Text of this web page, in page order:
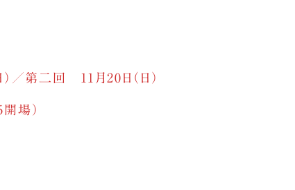
）／第二回 11月20日（日）
場）